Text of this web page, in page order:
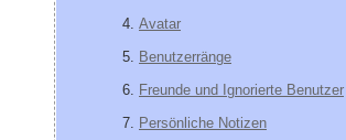
Avatar
Benutzerränge
Freunde und Ignorierte Benutzer
Persönliche Notizen